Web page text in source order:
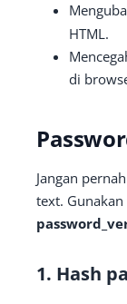
HTML.
di
Jangan
text. Gunakan
1. Hash